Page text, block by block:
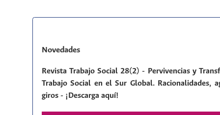
Novedades
Revista Trabajo Social 28(2) - Pervivencias y
Trabajo Social en el Sur Global. Racionalidades,
giros - ¡Descarga aquí!